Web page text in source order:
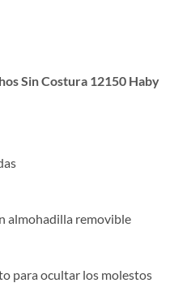
Sin Costura 12150 Haby
almohadilla removible
para ocultar los molestos